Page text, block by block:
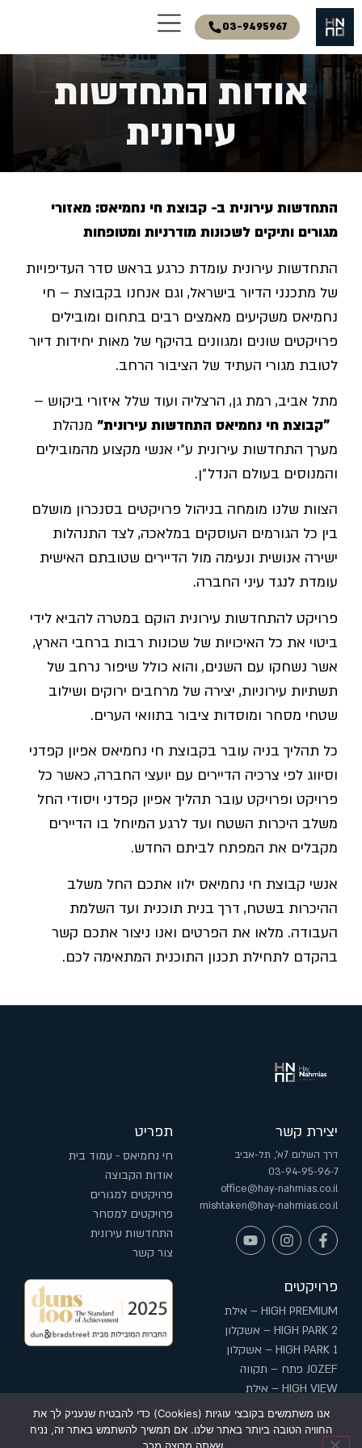
03-9495967
אודות התחדשות
עירונית
התחדשות עירונית ב- קבוצת חי נחמיאס: מאזורי
מגורים ותיקים לשכונות מודרניות ומטופחות
התחדשות עירונית עומדת כרגע בראש סדר העדיפויות
של מתכנני הדיור בישראל, וגם אנחנו בקבוצת – חי
נחמיאס משקיעים מאמצים רבים בתחום ומובילים
פרויקטים שונים ומגוונים בהיקף של מאות יחידות דיור
לטובת מגורי העתיד של הציבור הרחב.
מתל אביב, רמת גן, הרצליה ועוד שלל איזורי ביקוש –
"קבוצת חי נחמיאס התחדשות עירונית״ מנהלת
מערך התחדשות עירונית ע״י אנשי מקצוע מהמובילים
והמנוסים בעולם הנדל״ן.
הצוות שלנו מומחה בניהול פרויקטים בסנכרון מושלם
בין כל הגורמים העוסקים במלאכה, לצד התנהלות
ישירה אנושית ונעימה מול הדיירים שטובתם האישית
עומדת לנגד עיני החברה.
פרויקט להתחדשות עירונית הוקם במטרה להביא לידי
ביטוי את כל האיכויות של שכונות רבות ברחבי הארץ,
אשר נשחקו עם השנים, והוא כולל שיפור נרחב של
תשתיות עירוניות, יצירה של מרחבים ירוקים ושילוב
שטחי מסחר ומוסדות ציבור בתוואי הערים.
כל תהליך בניה עובר בקבוצת חי נחמיאס אפיון קפדני
וסיווג לפי צרכיה הדיירים עם יועצי החברה, כאשר כל
פרויקט ופרויקט עובר תהליך אפיון קפדני ויסודי החל
משלב היכרות השטח ועד לרגע המיוחל בו הדיירים
מקבלים את המפתח לביתם החדש.
אנשי קבוצת חי נחמיאס ילוו אתכם החל משלב
ההיכרות בשטח, דרך בנית תוכנית ועד השלמת
העבודה. מלאו את הפרטים ואנו ניצור אתכם קשר
בהקדם לתחילת תכנון התוכנית המתאימה לכם.
יצירת קשר
דרך השלום 7א', תל-אביב
03-94-95-96-7
office@hay-nahmias.co.il
mishtaken@hay-nahmias.co.il
תפריט
חי נחמיאס - עמוד בית
אודות הקבוצה
פרויקטים למגורים
פרויקטים למסחר
התחדשות עירונית
צור קשר
פרויקטים
HIGH PREMIUM – אילת
HIGH PARK 2 – אשקלון
HIGH PARK 1 – אשקלון
JOZEF פתח – תקווה
HIGH VIEW – אילת
HIGH בשדרה – עפולה
אנו משתמשים בקובצי עוגיות (Cookies) כדי להבטיח שנעניק לך את
החוויה הטובה ביותר באתר שלנו. אם תמשיך להשתמש באתר זה, נניח